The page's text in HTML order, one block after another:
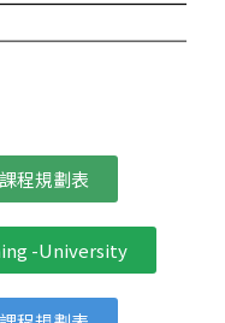
程規劃表
-University